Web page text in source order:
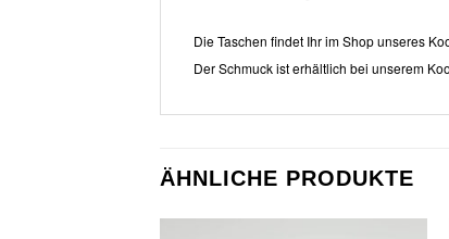
Die Taschen findet Ihr im Shop unseres
Der Schmuck ist erhältlich bei unserem
ÄHNLICHE PRODUKTE